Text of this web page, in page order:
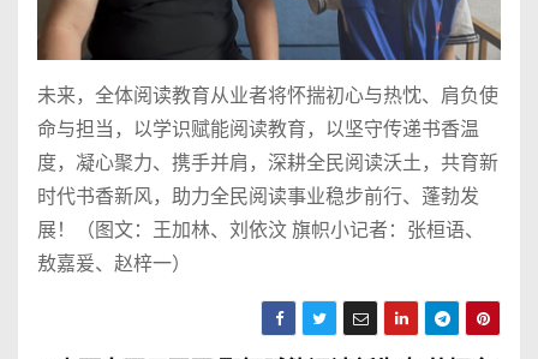
未来，全体阅读教育从业者将怀揣初心与热忱、肩负使
命与担当，以学识赋能阅读教育，以坚守传递书香温
度，凝心聚力、携手并肩，深耕全民阅读沃土，共育新
时代书香新风，助力全民阅读事业稳步前行、蓬勃发
展！（图文：王加林、刘依汶 旗帜小记者：张桓语、
敖嘉爰、赵梓一）